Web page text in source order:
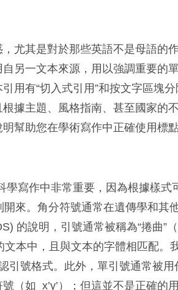
尤其是對於那些英語不是母語的
另一文本來源，用以強調重要的
用有“切入式引用”和按文字區塊分
據主題、風格指南、甚至國家的
幫助您在學術寫作中正確使用標點
寫作中非常重要，因為根據樣式
來。角分符號通常在遺傳學和其
的說明，引號通常被稱為“捲曲”（
本中，且與文本的字體相匹配。
引號格式。此外，單引號通常被用
（如 x’y’）；但這並不是正確的